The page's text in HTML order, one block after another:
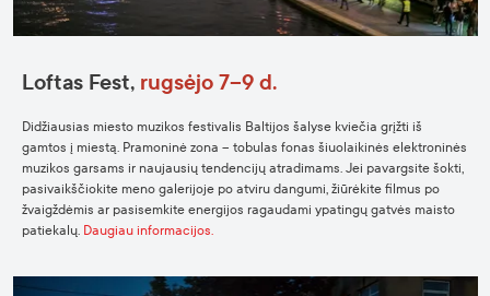
Loftas Fest, rugsėjo 7–9 d.
Didžiausias miesto muzikos festivalis Baltijos šalyse kviečia grįžti iš
gamtos į miestą. Pramoninė zona – tobulas fonas šiuolaikinės elektroninės
muzikos garsams ir naujausių tendencijų atradimams. Jei pavargsite šokti,
pasivaikščiokite meno galerijoje po atviru dangumi, žiūrėkite filmus po
žvaigždėmis ar pasisemkite energijos ragaudami ypatingų gatvės maisto
patiekalų. Daugiau informacijos.